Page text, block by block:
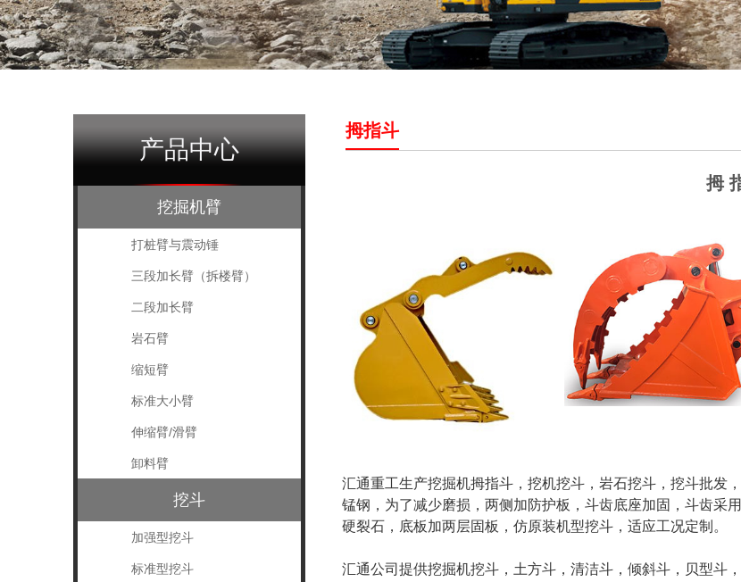
产品中心
挖掘机臂
打桩臂与震动锤
三段加长臂（拆楼臂）
二段加长臂
岩石臂
缩短臂
标准大小臂
伸缩臂/滑臂
卸料臂
挖斗
加强型挖斗
标准型挖斗
拇指斗
拇
汇通重工生产挖掘机拇指斗，挖机挖斗，岩石挖斗，挖斗批发
锰钢，为了减少磨损，两侧加防护板，斗齿底座加固，斗齿采
硬裂石，底板加两层固板，仿原装机型挖斗，适应工况定制。
汇通公司提供挖掘机挖斗，土方斗，清洁斗，倾斜斗，贝型斗